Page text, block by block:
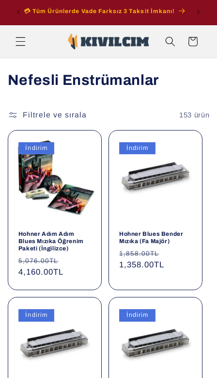
İçeriğe
atla
💳 Tüm Ürünlerde Vade Farksız 3 Taksit İmkanı!
Sepet
K
l
e
Nefesli Enstrümanlar
Filtrele ve sırala 153 ürün
İndirim
Hohner Adım Adım
Blues Mızıka Öğrenim
Paketi (İngilizce)
Normal
fiyat
5,076.00TL
4,160.00TL
İndirim
Hohner Blues Bender
Mızıka (Fa Majör)
Normal
fiyat
1,858.00TL
1,358.00TL
İndirim İndirim